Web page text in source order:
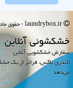
خشكشوئی آنلاین
سفارش خشکشویی آنلاین
لاندری باکس، فراتر از یک
می‌دهد